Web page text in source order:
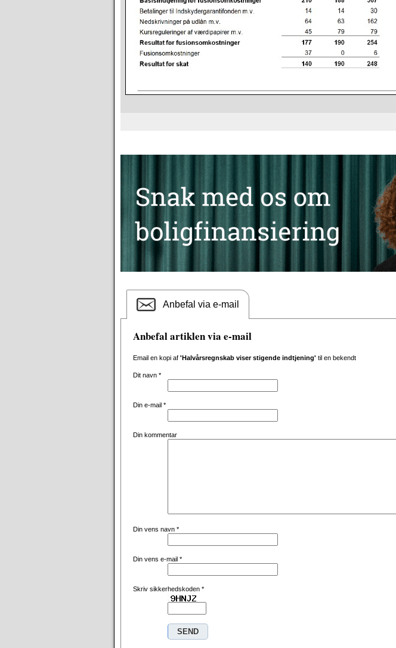
Anbefal via e-mail
Anbefal artiklen via e-mail
Email en kopi af 'Halvårsregnskab viser stigende indtjening' til en bekendt
Dit navn *
Din e-mail *
Din kommentar
Din vens navn *
Din vens e-mail *
Skriv sikkerhedskoden *